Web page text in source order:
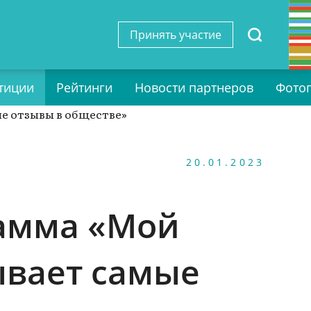
Принять участие
Рейтинги Новости партнеров
20.01.2023
«Мой
самые